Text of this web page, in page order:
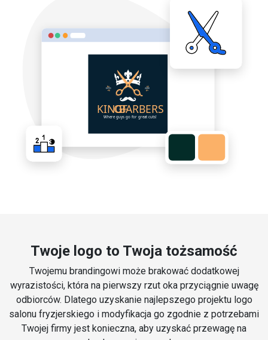
Twoje logo to Twoja tożsamość
Twojemu brandingowi może brakować dodatkowej
wyrazistości, która na pierwszy rzut oka przyciągnie uwagę
odbiorców. Dlatego uzyskanie najlepszego projektu logo
salonu fryzjerskiego i modyfikacja go zgodnie z potrzebami
Twojej firmy jest konieczna, aby uzyskać przewagę na